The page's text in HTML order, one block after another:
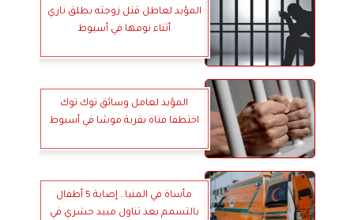
المؤبد لعاطل قتل زوجته بطلق ناري
أثناء نومها في أسيوط
المؤبد لعامل وسائق توك توك
اختطفا فتاة بقرية موشا في أسيوط
مأساة في المنيا.. إصابة 5 أطفال
بالتسمم بعد تناول مبيد حشري في